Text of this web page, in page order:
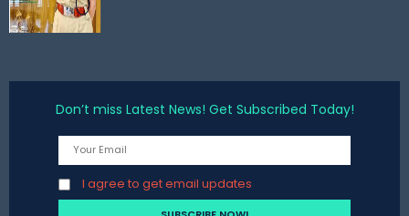
Don’t miss Latest News! Get Subscribed Today!
I agree to get email updates